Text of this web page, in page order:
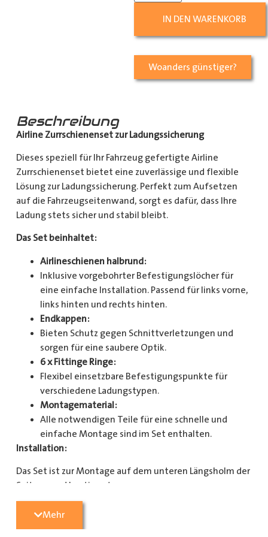
IN DEN WARENKORB
Woanders günstiger?
Beschreibung
Airline Zurrschienenset zur Ladungssicherung
Dieses speziell für Ihr Fahrzeug gefertigte Airline
Zurrschienenset bietet eine zuverlässige und flexible
Lösung zur Ladungssicherung. Perfekt zum Aufsetzen
auf die Fahrzeugseitenwand, sorgt es dafür, dass Ihre
Ladung stets sicher und stabil bleibt.
Das Set beinhaltet:
Airlineschienen halbrund:
Inklusive vorgebohrter Befestigungslöcher für
eine einfache Installation. Passend für links vorne,
links hinten und rechts hinten.
Endkappen:
Bieten Schutz gegen Schnittverletzungen und
sorgen für eine saubere Optik.
6 x Fittinge Ringe:
Flexibel einsetzbare Befestigungspunkte für
verschiedene Ladungstypen.
Montagematerial:
Alle notwendigen Teile für eine schnelle und
einfache Montage sind im Set enthalten.
Installation:
Das Set ist zur Montage auf dem unteren Längsholm der
Seitenwand bestimmt.
Mit diesem Zurrschienenset verbessern Sie die
Mehr